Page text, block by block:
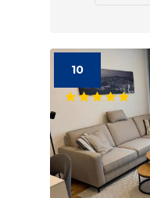
10